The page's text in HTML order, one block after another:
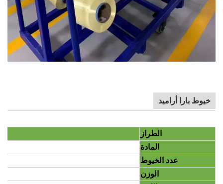
خيوط بارا أراميد
الطراز
المادة
عدد الخيوط
الوزن